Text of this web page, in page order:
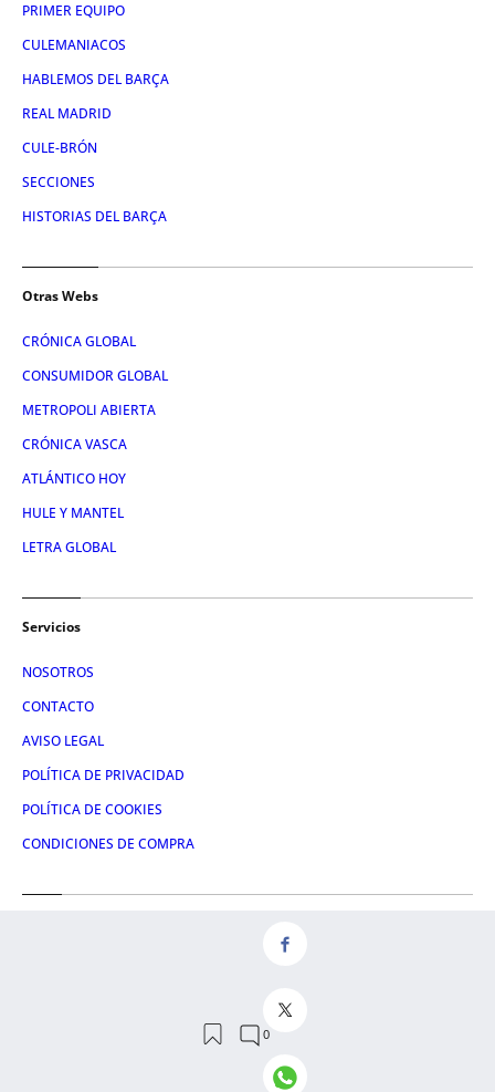
PRIMER EQUIPO
CULEMANIACOS
HABLEMOS DEL BARÇA
REAL MADRID
CULE-BRÓN
SECCIONES
HISTORIAS DEL BARÇA
Otras Webs
CRÓNICA GLOBAL
CONSUMIDOR GLOBAL
METROPOLI ABIERTA
CRÓNICA VASCA
ATLÁNTICO HOY
HULE Y MANTEL
LETRA GLOBAL
Servicios
NOSOTROS
CONTACTO
AVISO LEGAL
POLÍTICA DE PRIVACIDAD
POLÍTICA DE COOKIES
CONDICIONES DE COMPRA